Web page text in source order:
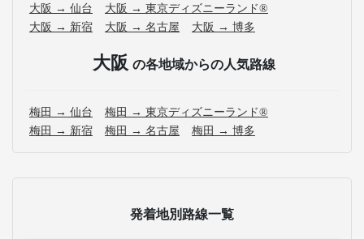
大阪 → 仙台
大阪 → 東京ディズニーランド®
大阪 → 新宿
大阪 → 名古屋 大阪 → 博多
大阪 の各地域からの人気路線
梅田 → 仙台
梅田 → 東京ディズニーランド®
梅田 → 新宿
梅田 → 名古屋 梅田 → 博多
発着地別路線一覧